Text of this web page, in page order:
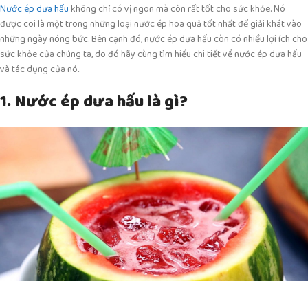
Nước ép dưa hấukhông chỉ có vị ngon mà còn rất tốt cho sức khỏe. Nó
được coi là một trong những loại nước ép hoa quả tốt nhất để giải khát vào
những ngày nóng bức. Bên cạnh đó, nước ép dưa hấu còn có nhiều lợi ích cho
sức khỏe của chúng ta, do đó hãy cùng tìm hiểu chi tiết về nước ép dưa hấu
và tác dụng của nó..
1. Nước ép dưa hấu là gì?